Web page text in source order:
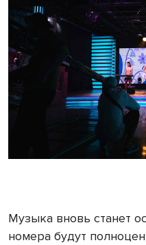
Музыка вновь станет
номера будут